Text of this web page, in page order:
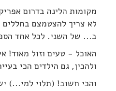
מקומות הלינה בדרום
לא צריך להצטמצם בחללים
ב... של השני. לכל אחד
האוכל - טעים וזול מאוד!
ולהכין, גם הילדים הכי
והכי חשוב! (תלוי למי...)